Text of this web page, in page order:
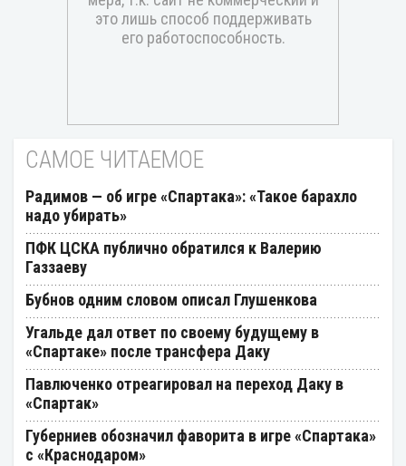
САМОЕ ЧИТАЕМОЕ
Радимов — об игре «Спартака»: «Такое барахло
надо убирать»
ПФК ЦСКА публично обратился к Валерию
Газзаеву
Бубнов одним словом описал Глушенкова
Угальде дал ответ по своему будущему в
«Спартаке» после трансфера Даку
Павлюченко отреагировал на переход Даку в
«Спартак»
Губерниев обозначил фаворита в игре «Спартака»
с «Краснодаром»